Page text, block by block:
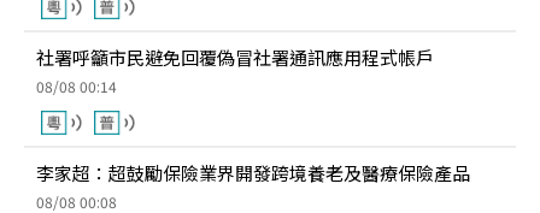
社署呼籲市民避免回覆偽冒社署通訊應用程式帳戶
08/08 00:14
李家超：超鼓勵保險業界開發跨境養老及醫療保險產品
08/08 00:08